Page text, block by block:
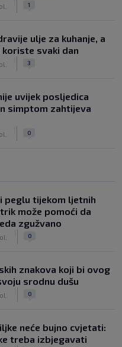
1
ulje za kuhanje, a
svaki dan
3
uvijek posljedica
simptom zahtijeva
0
peglu tijekom ljetnih
može pomoći da
zgužvano
0
znakova koji bi ovog
srodnu dušu
0
neće bujno cvjetati:
treba izbjegavati